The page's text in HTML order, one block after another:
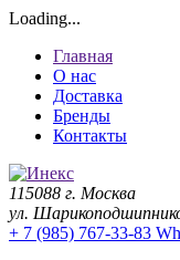
Loading...
Главная
О нас
Доставка
Бренды
Контакты
115088 г. Москва
ул.
+ 7 (985) 767-33-83